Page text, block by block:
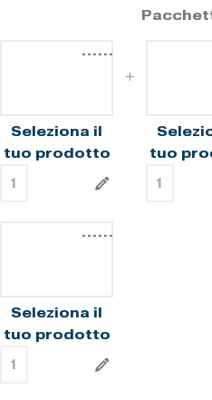
Seleziona il
tuo prodotto
......
tuo
Seleziona il
tuo prodotto
......